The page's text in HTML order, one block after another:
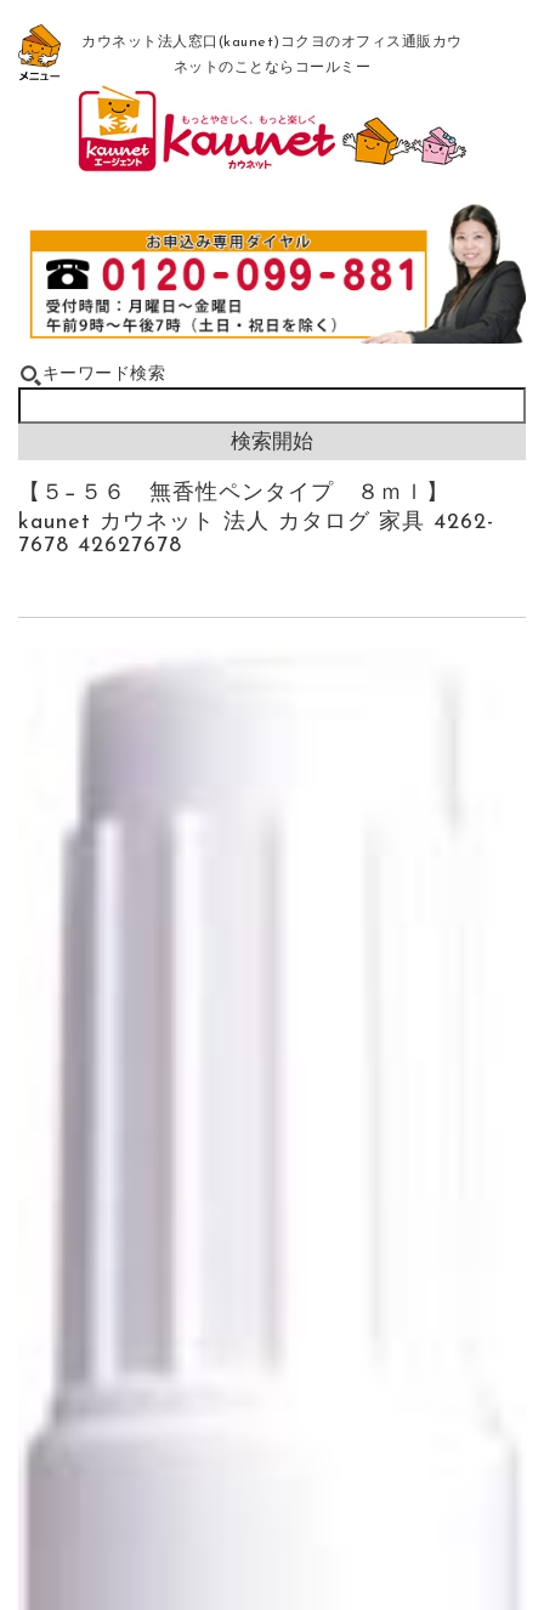
カウネット法人窓口(kaunet)コクヨのオフィス通販カウ
ネットのことならコールミー
キーワード検索
【５−５６ 無香性ペンタイプ ８ｍｌ】
kaunet カウネット 法人 カタログ 家具 4262-
7678 42627678